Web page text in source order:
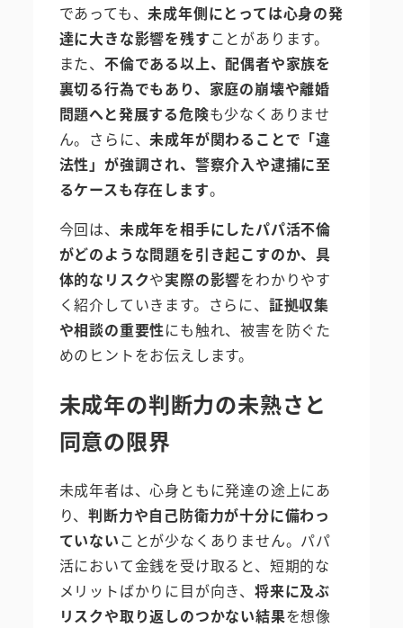
であっても、 未成年側にとっては心身の発
達に大きな影響を残すことがあります。
また、 不倫である以上、配偶者や家族を
裏切る行為でもあり、家庭の崩壊や離婚
問題へと発展する危険も少なくありませ
ん。さらに、 未成年が関わることで「違
法性」が強調され、警察介入や逮捕に至
るケースも存在します。
今回は、 未成年を相手にしたパパ活不倫
がどのような問題を引き起こすのか、具
体的なリスクや実際の影響をわかりやす
く紹介していきます。さらに、 証拠収集
や相談の重要性にも触れ、被害を防ぐた
めのヒントをお伝えします。
未成年の判断力の未熟さと
同意の限界
未成年者は、心身ともに発達の途上にあ
り、判断力や自己防衛力が十分に備わっ
ていないことが少なくありません。パパ
活において金銭を受け取ると、短期的な
メリットばかりに目が向き、 将来に及ぶ
リスクや取り返しのつかない結果を想像